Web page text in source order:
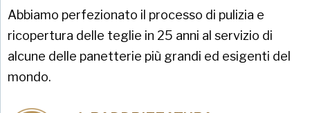
Abbiamo perfezionato il processo di pulizia e
ricopertura delle teglie in 25 anni al servizio di
alcune delle panetterie più grandi ed esigenti del
mondo.